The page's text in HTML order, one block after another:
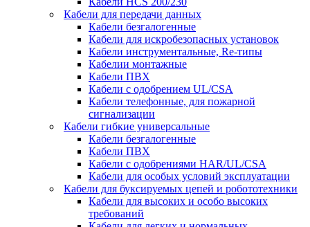
Кабели для передачи данных
Кабели безгалогенные
Кабели для искробезопасных установок
Кабели инструментальные, Re-типы
Кабелии монтажные
Кабели ПВХ
Кабели с одобрением UL/CSA
Кабели телефонные, для пожарной
сигнализации
Кабели гибкие универсальные
Кабели безгалогенные
Кабели ПВХ
Кабели с одобрениями HAR/UL/CSA
Кабели для особых условий эксплуатации
Кабели для буксируемых цепей и робототехники
Кабели для высоких и особо высоких
требований